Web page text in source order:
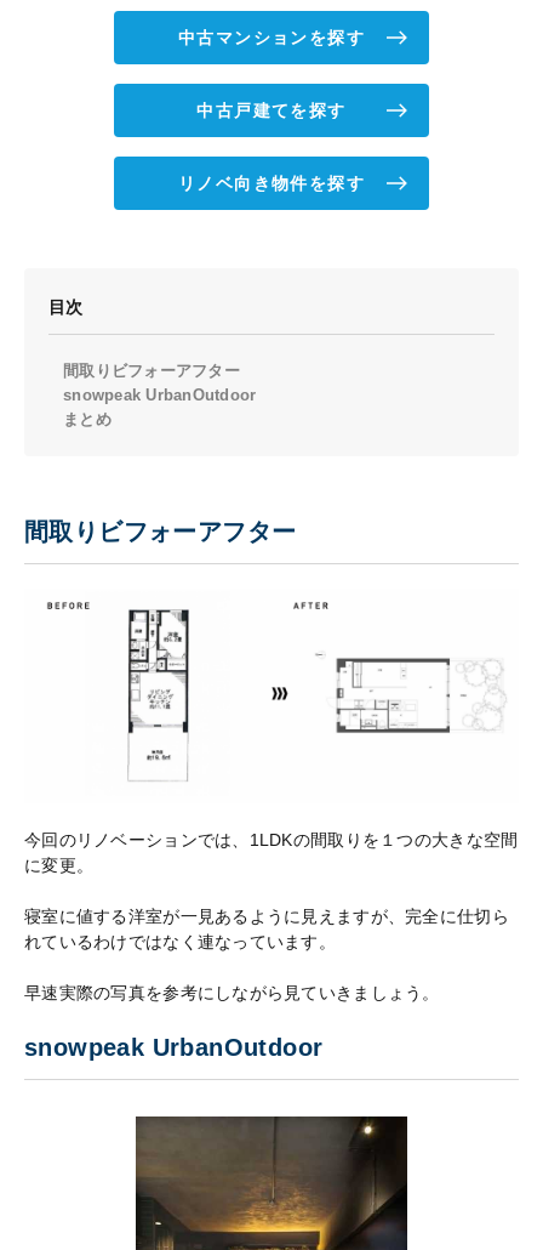
中古マンションを探す
中古戸建てを探す
リノベ向き物件を探す
目次
間取りビフォーアフター
snowpeak UrbanOutdoor
まとめ
間取りビフォーアフター
今回のリノベーションでは、1LDKの間取りを１つの大きな空間
に変更。
寝室に値する洋室が一見あるように見えますが、完全に仕切ら
れているわけではなく連なっています。
早速実際の写真を参考にしながら見ていきましょう。
snowpeak UrbanOutdoor